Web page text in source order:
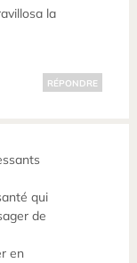
la
RÉPONDRE
qui
de
en